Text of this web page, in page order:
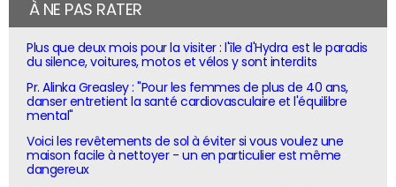
À NE PAS RATER
Plus que deux mois pour la visiter : l'île d'Hydra est le paradis
du silence, voitures, motos et vélos y sont interdits
Pr. Alinka Greasley : "Pour les femmes de plus de 40 ans,
danser entretient la santé cardiovasculaire et l'équilibre
mental"
Voici les revêtements de sol à éviter si vous voulez une
maison facile à nettoyer - un en particulier est même
dangereux